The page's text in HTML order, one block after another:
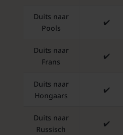
Duits naar
Pools
✔️
Duits naar
Frans
✔️
Duits naar
Hongaars
✔️
Duits naar
Russisch
✔️